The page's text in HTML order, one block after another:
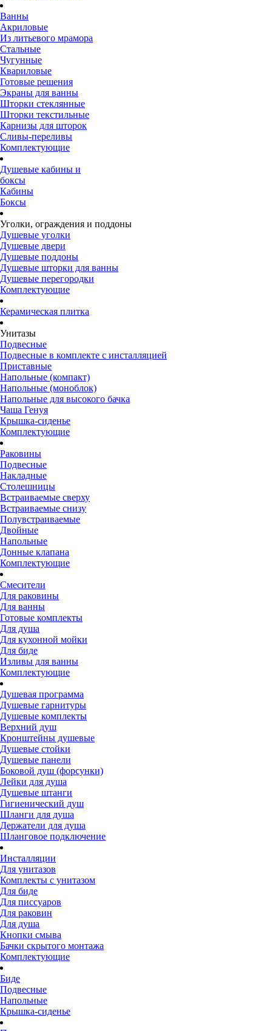
Ванны
Акриловые
Из литьевого мрамора
Стальные
Чугунные
Квариловые
Готовые решения
Экраны для ванны
Шторки стеклянные
Шторки текстильные
Карнизы для шторок
Сливы-переливы
Комплектующие
Душевые кабины и
боксы
Кабины
Боксы
Уголки, ограждения и поддоны
Душевые уголки
Душевые двери
Душевые поддоны
Душевые шторки для ванны
Душевые перегородки
Комплектующие
Керамическая плитка
Унитазы
Подвесные
Подвесные в комплекте с инсталляцией
Приставные
Напольные (компакт)
Напольные (моноблок)
Напольные для высокого бачка
Чаша Генуя
Крышка-сиденье
Комплектующие
Раковины
Подвесные
Накладные
Столешницы
Встраиваемые сверху
Встраиваемые снизу
Полувстраиваемые
Двойные
Напольные
Донные клапана
Комплектующие
Смесители
Для раковины
Для ванны
Готовые комплекты
Для душа
Для кухонной мойки
Для биде
Изливы для ванны
Комплектующие
Душевая программа
Душевые гарнитуры
Душевые комплекты
Верхний душ
Кронштейны душевые
Душевые стойки
Душевые панели
Боковой душ (форсунки)
Лейки для душа
Душевые штанги
Гигиенический душ
Шланги для душа
Держатели для душа
Шланговое подключение
Инсталляции
Для унитазов
Комплекты с унитазом
Для биде
Для писсуаров
Для раковин
Для душа
Кнопки смыва
Бачки скрытого монтажа
Комплектующие
Биде
Подвесные
Напольные
Крышка-сиденье